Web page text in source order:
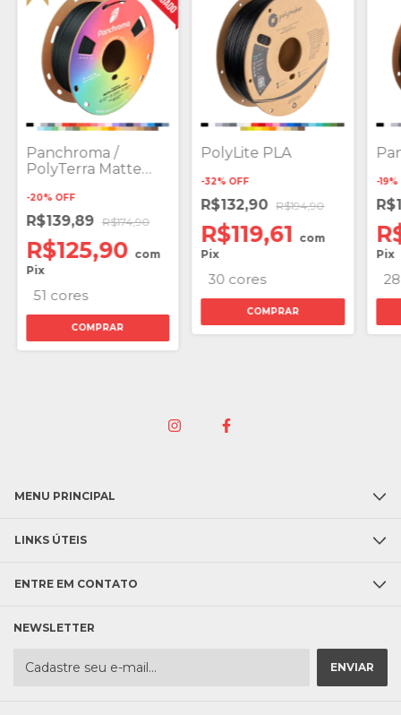
Panchroma /
PolyTerra Matte
-20% OFF
R$139,89 R$174,90
R$125,90 com
Pix
51 cores
COMPRAR
PolyLite PLA
-32% OFF
R$132,90 R$194,90
R$119,61 com
Pix
30 cores
COMPRAR
-19%
Pix
MENU PRINCIPAL
LINKS ÚTEIS
ENTRE EM CONTATO
NEWSLETTER